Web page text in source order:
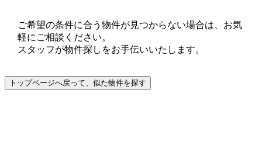
ご希望の条件に合う物件が見つからない場合は、お気
軽にご相談ください。
スタッフが物件探しをお手伝いいたします。